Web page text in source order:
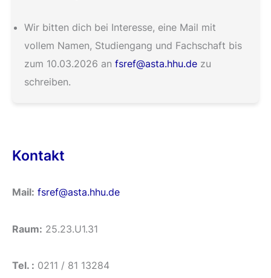
Wir bitten dich bei Interesse, eine Mail mit
vollem Namen, Studiengang und Fachschaft bis
zum 10.03.2026 an fsref@asta.hhu.de zu
schreiben.
Kontakt
Mail: fsref@asta.hhu.de
Raum: 25.23.U1.31
Tel. : 0211 / 81 13284